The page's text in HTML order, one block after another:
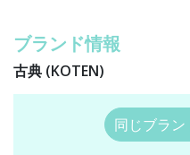
ブランド情報
古典 (KOTEN)
同じブラ